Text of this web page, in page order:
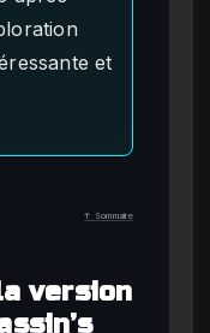
et
↑ Sommaire
version